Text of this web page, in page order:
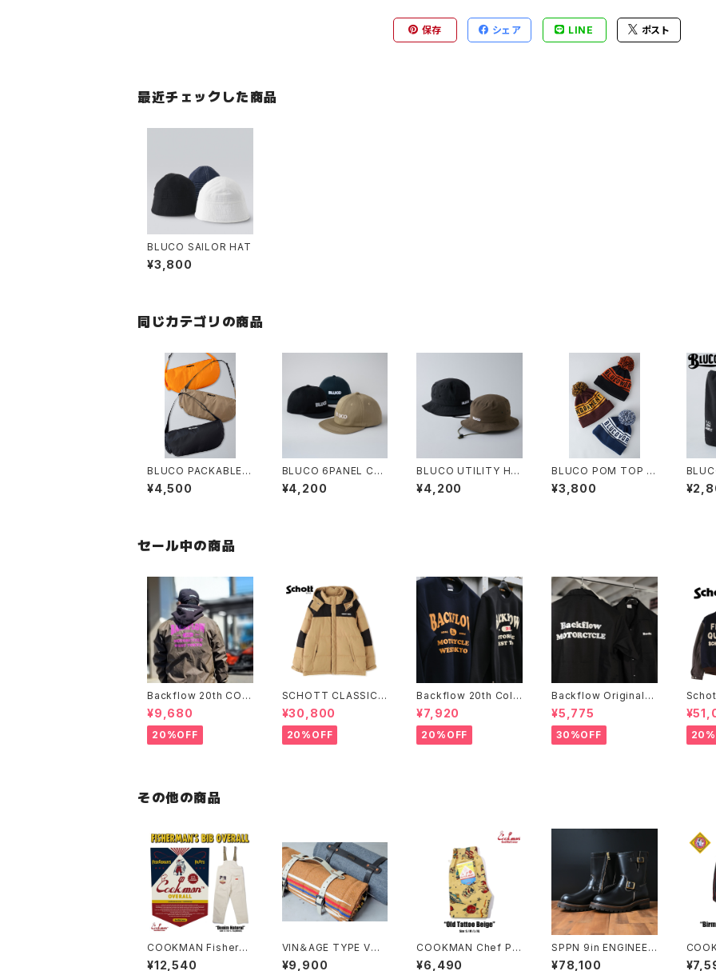
保存 シェア LINE ポスト
最近チェックした商品
BLUCO SAILOR HAT
¥3,800
同じカテゴリの商品
BLUCO PACKABLE
UTILITY POUCH
¥4,500
BLUCO 6PANEL CA
P -logo-
¥4,200
BLUCO UTILITY HA
T
¥4,200
BLUCO POM TOP B
EANIE
¥3,800
ER
セール中の商品
Backflow 20th COL
LEGE COACH JACK
ET
¥9,680
20%OFF
SCHOTT CLASSIC 2
-TONE DOWN JACK
ET
¥30,800
20%OFF
Backflow 20th Coll
ege Logo T/C Swea
t
¥7,920
20%OFF
Backflow Original
T/C Open Collar S/S
Work Shirt
¥5,775
30%OFF
その他の商品
COOKMAN Fisherm
an's Bib Overall De
¥12,540
VIN＆AGE TYPE VTB
2 RUG & LEATHER R
¥9,900
COOKMAN Chef Pa
nts Short Old Tatto
¥6,490
SPPN 9in ENGINEER
BOOTS BLACK TUM
¥78,100
nts